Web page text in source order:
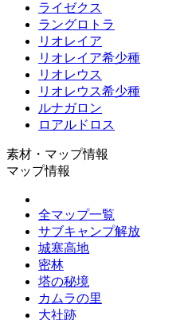
ライゼクス
ラングロトラ
リオレイア
リオレイア希少種
リオレウス
リオレウス希少種
ルナガロン
ロアルドロス
素材・マップ情報
マップ情報
全マップ一覧
サブキャンプ解放
城塞高地
密林
塔の秘境
カムラの里
大社跡